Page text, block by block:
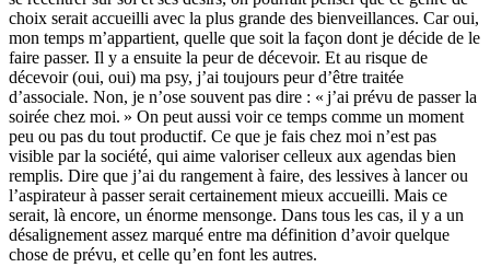
choix serait accueilli avec la plus grande des bienveillances. Car oui,
mon temps m’appartient, quelle que soit la façon dont je décide de le
faire passer. Il y a ensuite la peur de décevoir. Et au risque de
décevoir (oui, oui) ma psy, j’ai toujours peur d’être traitée
d’associale. Non, je n’ose souvent pas dire : « j’ai prévu de passer la
soirée chez moi. » On peut aussi voir ce temps comme un moment
peu ou pas du tout productif. Ce que je fais chez moi n’est pas
visible par la société, qui aime valoriser celleux aux agendas bien
remplis. Dire que j’ai du rangement à faire, des lessives à lancer ou
l’aspirateur à passer serait certainement mieux accueilli. Mais ce
serait, là encore, un énorme mensonge. Dans tous les cas, il y a un
désalignement assez marqué entre ma définition d’avoir quelque
chose de prévu, et celle qu’en font les autres.